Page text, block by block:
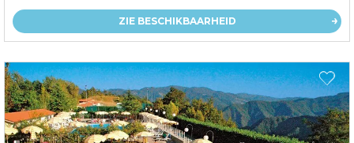
ZIE BESCHIKBAARHEID